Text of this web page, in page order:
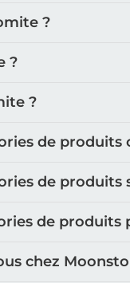
?
?
?
de
de
de
chez